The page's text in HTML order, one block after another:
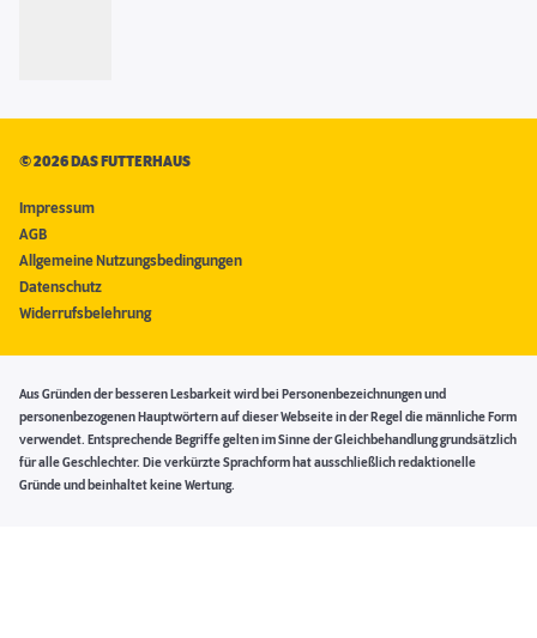
©2026 DAS FUTTERHAUS
Impressum
AGB
Allgemeine Nutzungsbedingungen
Datenschutz
Widerrufsbelehrung
Aus Gründen der besseren Lesbarkeit wird bei Personenbezeichnungen und
personenbezogenen Hauptwörtern auf dieser Webseite in der Regel die männliche Form
verwendet. Entsprechende Begriffe gelten im Sinne der Gleichbehandlung grundsätzlich
für alle Geschlechter. Die verkürzte Sprachform hat ausschließlich redaktionelle
Gründe und beinhaltet keine Wertung.